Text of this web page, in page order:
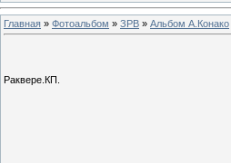
Главная » Фотоальбом » ЗРВ » Альбом А.Конако
Раквере.КП.